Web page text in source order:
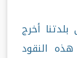
أخرج
النقود